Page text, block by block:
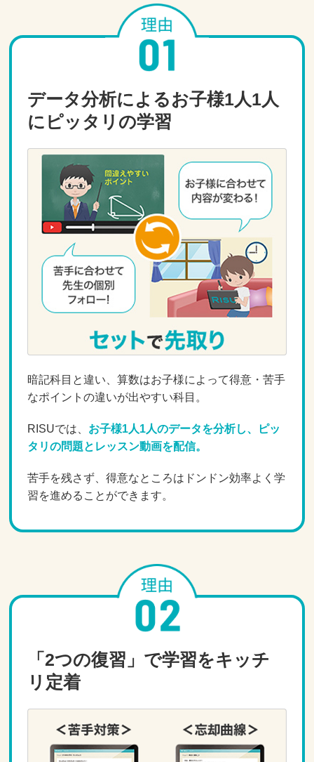
データ分析によるお子様1人1人
にピッタリの学習
暗記科目と違い、算数はお子様によって得意・苦手
なポイントの違いが出やすい科目。
RISUでは、 お子様1人1人のデータを分析し、ピッ
タリの問題とレッスン動画を配信。
苦手を残さず、得意なところはドンドン効率よく学
習を進めることができます。
「2つの復習」で学習をキッチ
リ定着